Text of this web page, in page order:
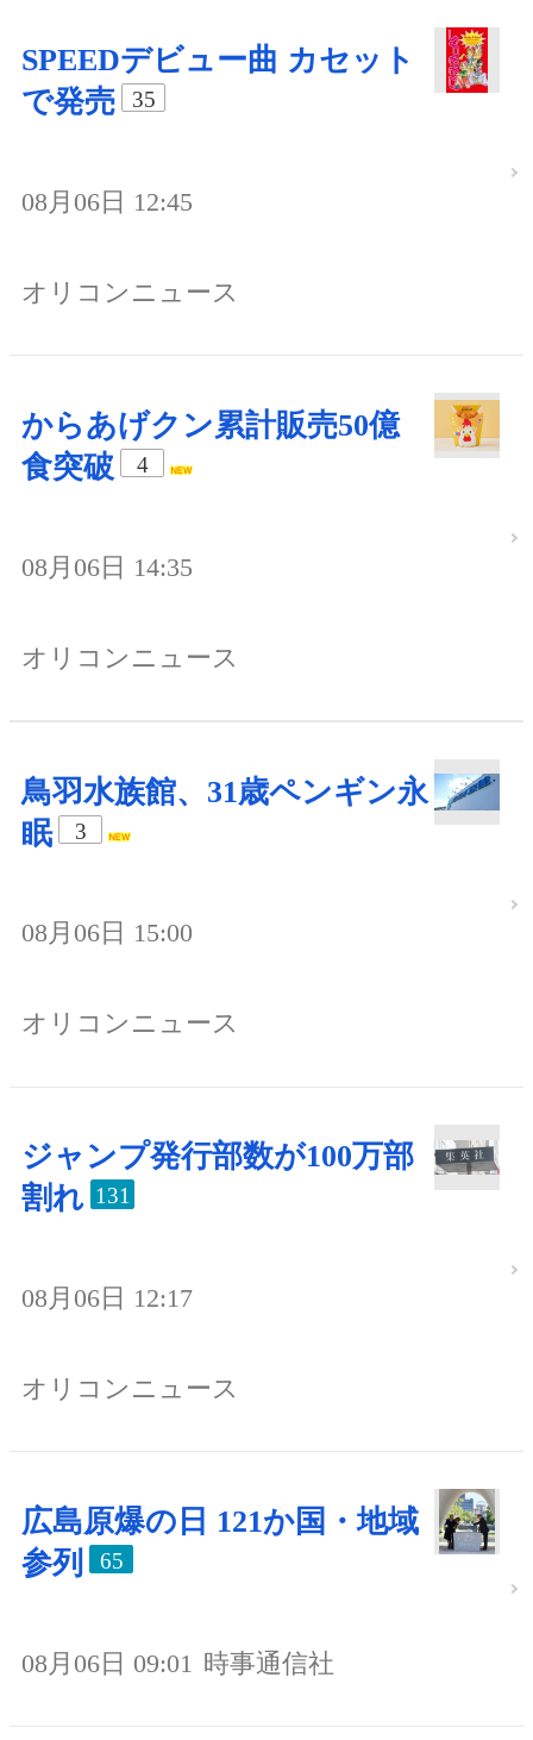
SPEEDデビュー曲 カセット
で発売
35
08月06日 12:45
オリコンニュース
からあげクン累計販売50億
食突破
4
08月06日 14:35
オリコンニュース
鳥羽水族館、31歳ペンギン永
眠
3
08月06日 15:00
オリコンニュース
ジャンプ発行部数が100万部
割れ 131
08月06日 12:17
オリコンニュース
広島原爆の日 121か国・地域
参列
65
08月06日 09:01 時事通信社